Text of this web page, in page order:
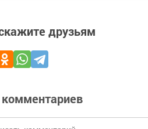
друзьям